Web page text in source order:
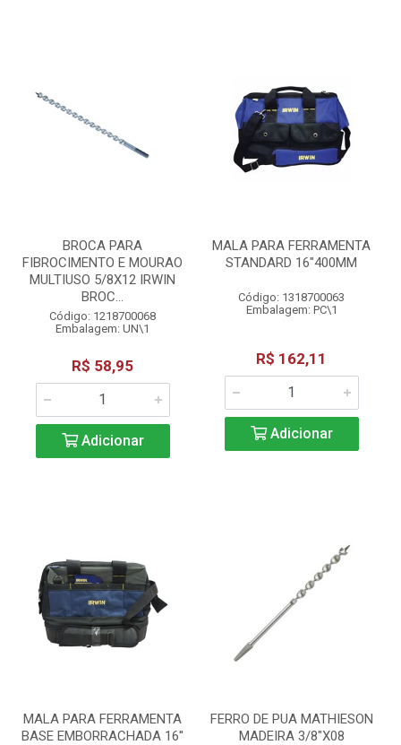
BROCA PARA
FIBROCIMENTO E MOURAO
MULTIUSO 5/8X12 IRWIN
BROC...
Código: 1218700068
Embalagem: UN\1
R$ 58,95
Adicionar
MALA PARA FERRAMENTA
STANDARD 16"400MM
Código: 1318700063
Embalagem: PC\1
R$ 162,11
Adicionar
MALA PARA FERRAMENTA
BASE EMBORRACHADA 16''
FERRO DE PUA MATHIESON
MADEIRA 3/8"X08